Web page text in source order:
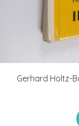
Gerhard Holtz-